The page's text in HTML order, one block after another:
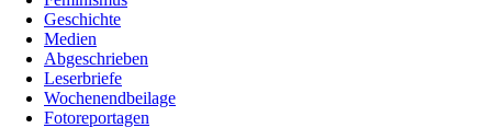
Geschichte
Medien
Abgeschrieben
Leserbriefe
Wochenendbeilage
Fotoreportagen